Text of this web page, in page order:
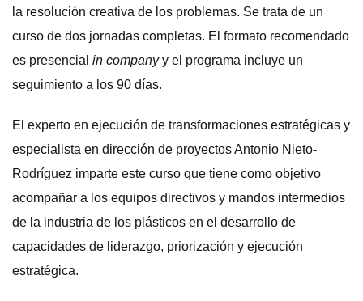
la resolución creativa de los problemas. Se trata de un
curso de dos jornadas completas. El formato recomendado
es presencial in companyy el programa incluye un
seguimiento a los 90 días.
El experto en ejecución de transformaciones estratégicas y
especialista en dirección de proyectos Antonio Nieto-
Rodríguez imparte este curso que tiene como objetivo
acompañar a los equipos directivos y mandos intermedios
de la industria de los plásticos en el desarrollo de
capacidades de liderazgo, priorización y ejecución
estratégica.